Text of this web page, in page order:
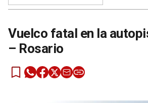
Vuelco fatal en la
– Rosario